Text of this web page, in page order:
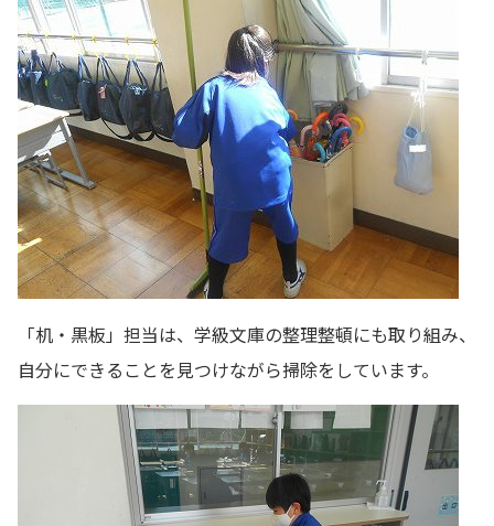
「机・黒板」担当は、学級文庫の整理整頓にも取り組み、
自分にできることを見つけながら掃除をしています。